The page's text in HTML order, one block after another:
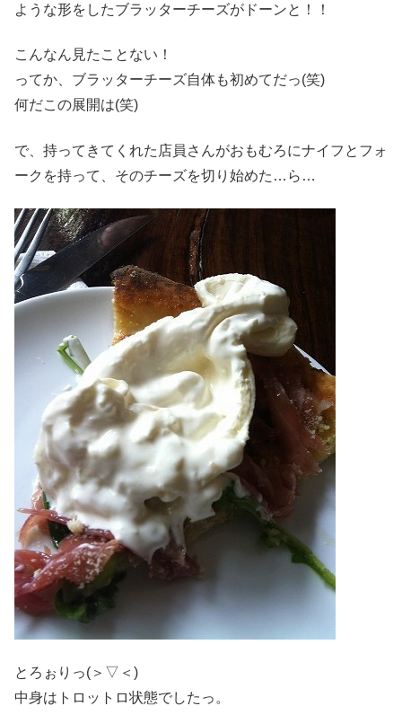
ような形をしたブラッターチーズがドーンと！！
こんなん見たことない！
ってか、ブラッターチーズ自体も初めてだっ(笑)
何だこの展開は(笑)
で、持ってきてくれた店員さんがおもむろにナイフとフォ
ークを持って、そのチーズを切り始めた…ら…
とろぉりっ(＞▽＜)
中身はトロットロ状態でしたっ。